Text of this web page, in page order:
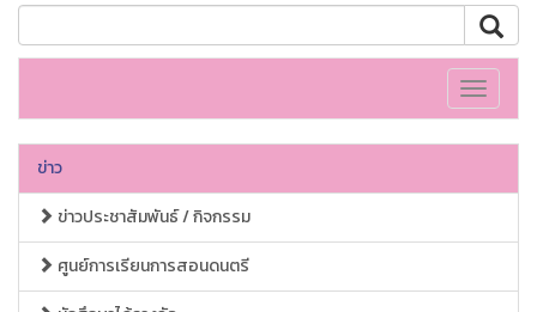
Toggle
ข่าว
ข่าวประชาสัมพันธ์ / กิจกรรม
ศูนย์การเรียนการสอนดนตรี